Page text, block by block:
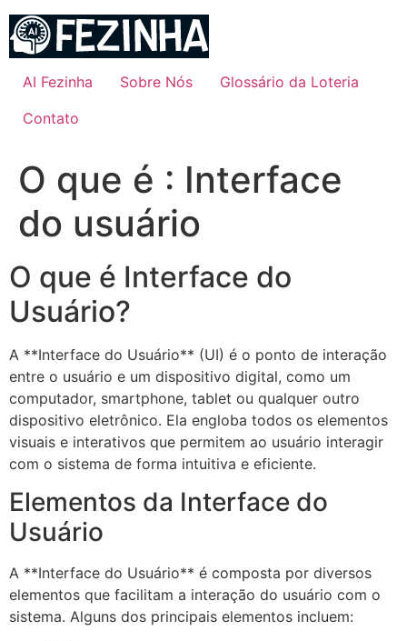
para
conteúdo
AI Fezinha Sobre Nós
Glossário da Loteria
Contato
O que é : Interface
do usuário
O que é Interface do
Usuário?
A **Interface do Usuário** (UI) é o ponto de interação
entre o usuário e um dispositivo digital, como um
computador, smartphone, tablet ou qualquer outro
dispositivo eletrônico. Ela engloba todos os elementos
visuais e interativos que permitem ao usuário interagir
com o sistema de forma intuitiva e eficiente.
Elementos da Interface do
Usuário
A **Interface do Usuário** é composta por diversos
elementos que facilitam a interação do usuário com o
sistema. Alguns dos principais elementos incluem: